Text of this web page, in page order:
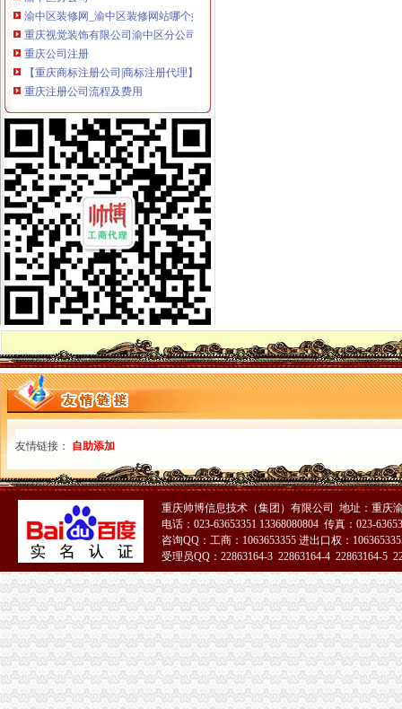
重庆视觉装饰有限公司渝中区分公司_工商信息_电话_地址_信用信息
重庆公司注册
【重庆商标注册公司|商标注册代理】-重庆赶集网
重庆注册公司流程及费用
渝中区公司注销
媒体称知名女艺人身陷重庆希尔顿涉案_汽车频道_中国山东网
重庆长江水运股份有限公司关于重大资产出售及吸收合并事宜的权人
渝中区开公司
渝中区江景幼儿园3层栋自带天井采光超好开适合公司买_重庆商
重庆渝中区朝天门搬家公司【今日推荐网-重庆搬家/配送/搬运】
渝中区办执照
咨询渝中大渡口江北好光解油烟净化器厂家告别油烟滚滚优惠价格
长安路工程勘察招标公告
渝中区代办工商执照
武清区工商注册_武清区代理工商注册_武清区代办营业执照
石家庄代办营业执照,石家庄代办执照,石家庄工商注册,石家庄公司
渝中区代办执照
渝中区市政消火栓水监测系统建设项目招标公告_工程招标_文章_重
大坪财务/审计/统计招聘网_重庆市渝中区财务/审计/统计人才网_大坪找
渝中区代办营业执照
代理工商注册登记_代办分公司_个体户_进出口权申请_营业执照办理
页_重庆安捷国际运输代理有限公司
无标题
成都市工程建设领域项目信息和信用信息公开共享专栏
渝中区工商代办
工商代办__重庆亿源财税咨询有限公司-必途企业库
重庆招聘工商代办专员_重庆兴旺财务咨询有限公司招聘-汇博网
渝中区公司注册
重庆渝中公司注册和代理记账那家好？-商务服务-六安新闻网
渝中区代办公司
渝保监罚〔2013〕138号（华康代理重庆分公司,颜武）-中国保监会
重庆兴红得聪餐饮管理有限公司渝中区花园餐厅
工商动态
巴南局渝中区工商登记突出重点加经纪人工作
荣昌局大力规范西部大饲料兽市渝中区代办营业执照场
友情链接： 自助添加
重庆帅博信息技术（集团）有限公司 地址：重庆
电话：023-63653351 13368080804 传真：023-
咨询QQ：工商：1063653355 进出口权：
受理员QQ：22863164-3 22863164-4 22863164-5